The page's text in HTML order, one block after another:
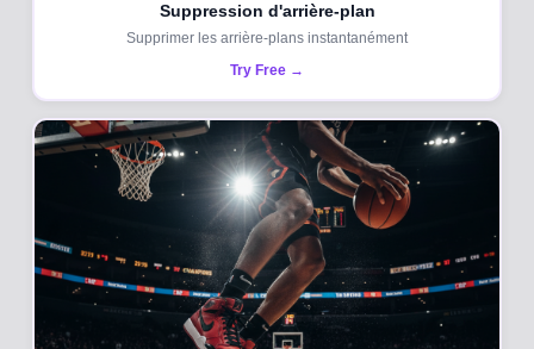
Suppression d'arrière-plan
Supprimer les arrière-plans instantanément
Try Free →